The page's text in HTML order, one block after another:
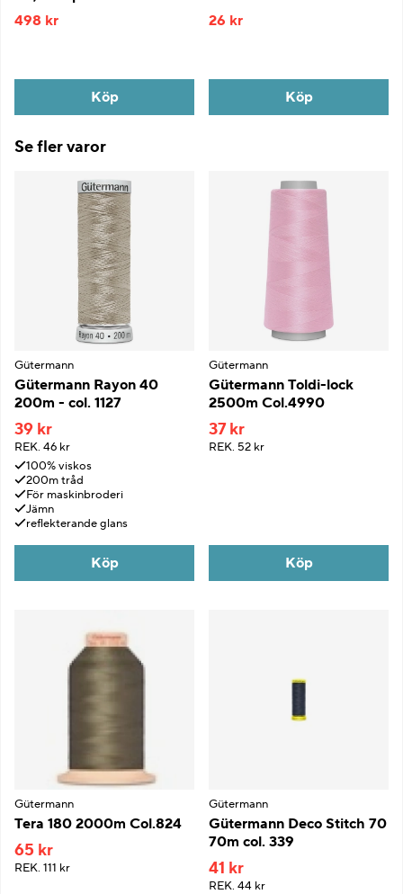
498 kr
Köp
26 kr
Köp
Se fler varor
Gütermann
Gütermann Rayon 40
200m - col. 1127
39 kr
REK. 46 kr
100% viskos
200m tråd
För maskinbroderi
Jämn
reflekterande glans
Köp
Gütermann
Gütermann Toldi-lock
2500m Col.4990
37 kr
REK. 52 kr
Köp
Gütermann
Tera 180 2000m Col.824
65 kr
REK. 111 kr
Gütermann
Gütermann Deco Stitch 70
70m col. 339
41 kr
REK. 44 kr